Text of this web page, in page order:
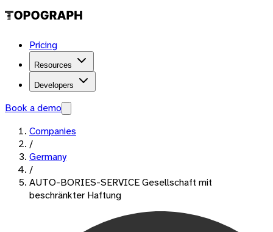
Pricing
Resources
Developers
Book a demo
Companies
/
Germany
/
AUTO-BORIES-SERVICE Gesellschaft mit
beschränkter Haftung